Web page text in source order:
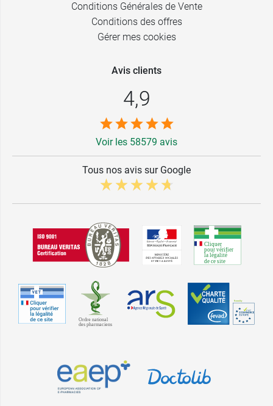
Conditions Générales de Vente
Conditions des offres
Gérer mes cookies
Avis clients
4,9
Voir les 58579 avis
Tous nos avis sur Google